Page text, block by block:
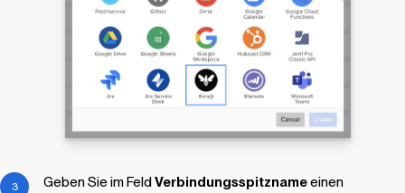
Geben Sie im Feld Verbindungsspitznameeinen